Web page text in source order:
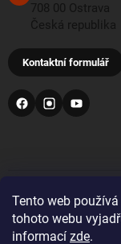
Tento web
tohoto webu
informací zde.
708 00 Ostrava
Česká republika
Kontaktní formulář